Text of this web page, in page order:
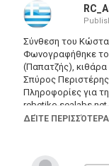
Σύνθεση του Κώστα
Φωνογραφήθηκε το
(Παπατζής),
Σπύρος
Πληροφορίες για
rebetiko.sealabs.net
Politissa, Kostas
και μου ’δωσες
ΔΕΊΤΕ ΠΕΡΙΣΣΌΤΕΡΑ